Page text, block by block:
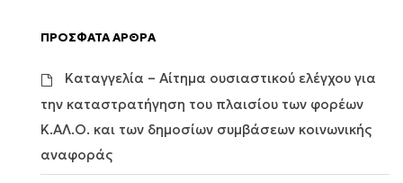
ΠΡΟΣΦΑΤΑ ΑΡΘΡΑ
Καταγγελία – Αίτημα ουσιαστικού ελέγχου για
την καταστρατήγηση του πλαισίου των φορέων
Κ.ΑΛ.Ο. και των δημοσίων συμβάσεων κοινωνικής
αναφοράς